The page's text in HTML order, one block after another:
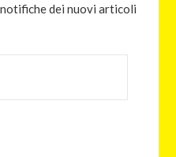
dei nuovi articoli